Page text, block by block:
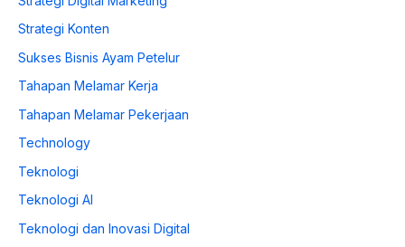
Strategi Konten
Sukses Bisnis Ayam Petelur
Tahapan Melamar Kerja
Tahapan Melamar Pekerjaan
Technology
Teknologi
Teknologi AI
Teknologi dan Inovasi Digital